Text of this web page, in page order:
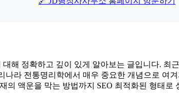
해 정확하고 깊이 있게 알아보는 글입니다. 최
라 전통명리학에서 매우 중요한 개념으로 여
의 액운을 막는 방법까지 SEO 최적화된 형태로